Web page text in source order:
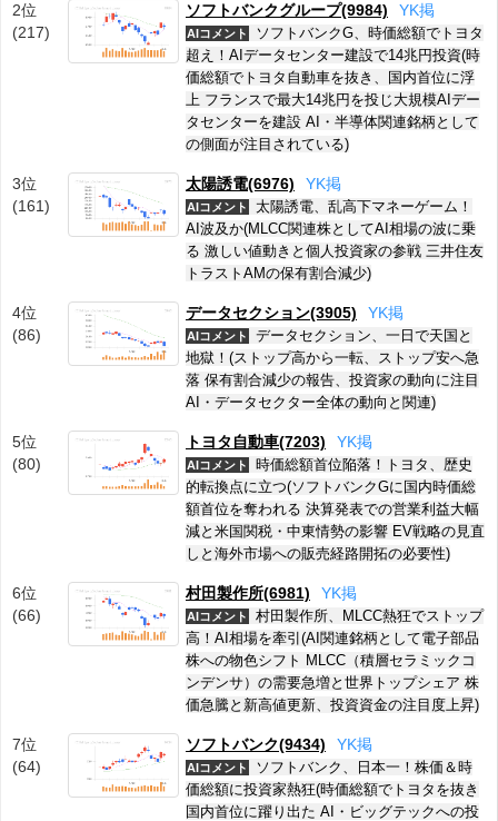
2位
(217)
ソフトバンクグループ(9984) YK掲
AIコメント
ソフトバンクG、時価総額でトヨタ
超え！AIデータセンター建設で14兆円投資(時
価総額でトヨタ自動車を抜き、国内首位に浮
上 フランスで最大14兆円を投じ大規模AIデー
タセンターを建設 AI・半導体関連銘柄として
の側面が注目されている)
3位
(161)
太陽誘電(6976) YK掲
AIコメント
太陽誘電、乱高下マネーゲーム！
AI波及か(MLCC関連株としてAI相場の波に乗
る 激しい値動きと個人投資家の参戦 三井住友
トラストAMの保有割合減少)
4位
(86)
データセクション(3905) YK掲
AIコメント
データセクション、一日で天国と
地獄！(ストップ高から一転、ストップ安へ急
落 保有割合減少の報告、投資家の動向に注目
AI・データセクター全体の動向と関連)
5位
(80)
トヨタ自動車(7203) YK掲
AIコメント
時価総額首位陥落！トヨタ、歴史
的転換点に立つ(ソフトバンクGに国内時価総
額首位を奪われる 決算発表での営業利益大幅
減と米国関税・中東情勢の影響 EV戦略の見直
しと海外市場への販売経路開拓の必要性)
6位
(66)
村田製作所(6981) YK掲
AIコメント
村田製作所、MLCC熱狂でストップ
高！AI相場を牽引(AI関連銘柄として電子部品
株への物色シフト MLCC（積層セラミックコ
ンデンサ）の需要急増と世界トップシェア 株
価急騰と新高値更新、投資資金の注目度上昇)
7位
(64)
ソフトバンク(9434) YK掲
AIコメント
ソフトバンク、日本一！株価＆時
価総額に投資家熱狂(時価総額でトヨタを抜き
国内首位に躍り出た AI・ビッグテックへの投